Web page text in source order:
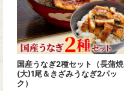
国産うなぎ2種セット（長蒲焼
(大)1尾＆きざみうなぎ2パッ
ク）